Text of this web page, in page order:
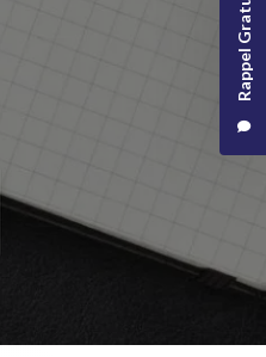
Rappel Gratuit